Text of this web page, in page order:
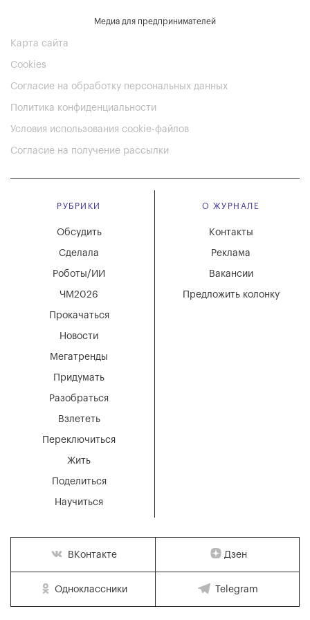
Медиа для предпринимателей
Карта сайта
Cookies
Согласие на обработку персональных данных
Политика конфиденциальности
Условия использования cookie-файлов
Согласие на получение рассылки
РУБРИКИ
Мегатренды
Придумать
Разобраться
Взлететь
Новости
Переключиться
Жить
Поделиться
Научиться
Обсудить
Сделала
Роботы/ИИ
ЧМ2026
Прокачаться
О ЖУРНАЛЕ
Вакансии
Реклама
Контакты
Предложить колонку
ВКонтакте Дзен
Одноклассники Telegram